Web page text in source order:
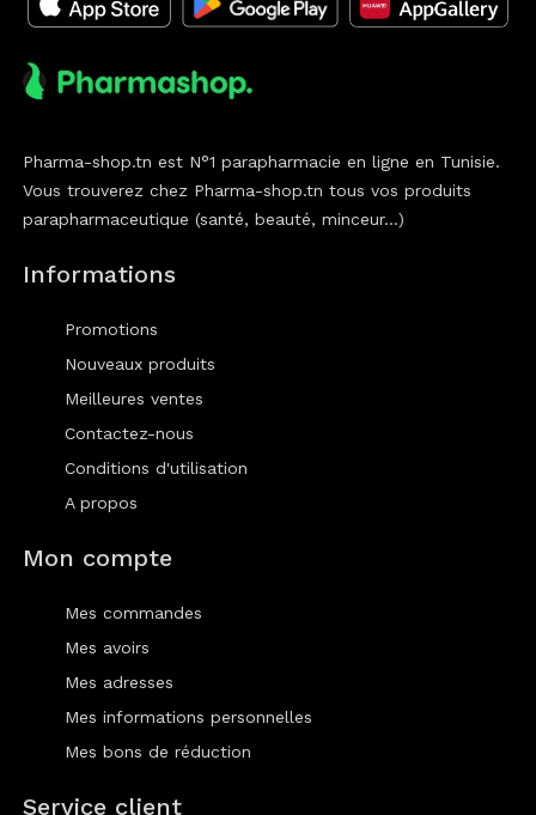
Pharma-shop.tn est N°1 parapharmacie en ligne en Tunisie.
Vous trouverez chez Pharma-shop.tn tous vos produits
parapharmaceutique (santé, beauté, minceur...)
Informations
Promotions
Nouveaux produits
Meilleures ventes
Contactez-nous
Conditions d'utilisation
A propos
Mon compte
Mes commandes
Mes avoirs
Mes adresses
Mes informations personnelles
Mes bons de réduction
Service client